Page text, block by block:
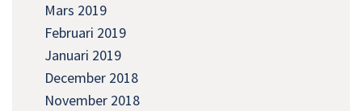
Mars 2019
Februari 2019
Januari 2019
December 2018
November 2018